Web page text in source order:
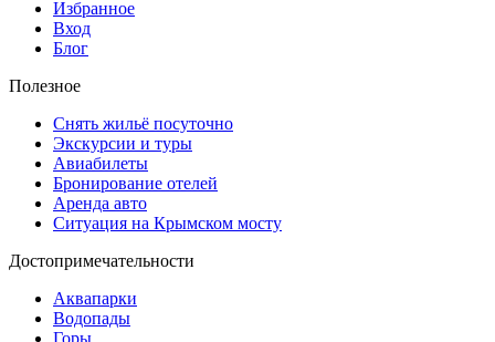
Избранное
Вход
Блог
Полезное
Снять жильё посуточно
Экскурсии и туры
Авиабилеты
Бронирование отелей
Аренда авто
Ситуация на Крымском мосту
Достопримечательности
Аквапарки
Водопады
Горы